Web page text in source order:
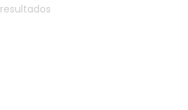
resultados